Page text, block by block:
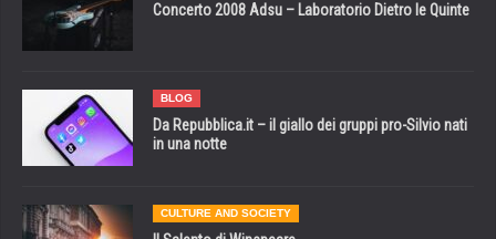
Concerto 2008 Adsu – Laboratorio Dietro le Quinte
BLOG
Da Repubblica.it – il giallo dei gruppi pro-Silvio nati
in una notte
CULTURE AND SOCIETY